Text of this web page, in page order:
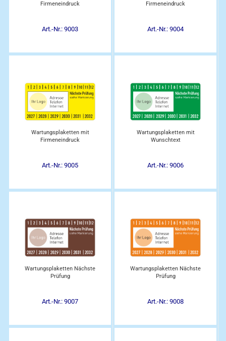
Firmeneindruck
Art.-Nr.: 9003
Firmeneindruck
Art.-Nr.: 9004
Wartungsplaketten mit
Firmeneindruck
Art.-Nr.: 9005
Wartungsplaketten mit
Wunschtext
Art.-Nr.: 9006
Wartungsplaketten Nächste
Prüfung
Art.-Nr.: 9007
Wartungsplaketten Nächste
Prüfung
Art.-Nr.: 9008